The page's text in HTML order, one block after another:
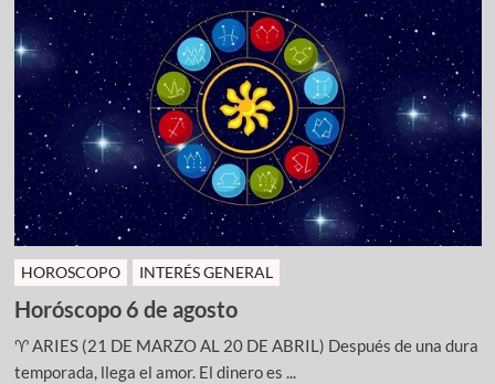
HOROSCOPO INTERÉS GENERAL
Horóscopo 6 de agosto
♈ ARIES (21 DE MARZO AL 20 DE ABRIL) Después de una dura
temporada, llega el amor. El dinero es ...